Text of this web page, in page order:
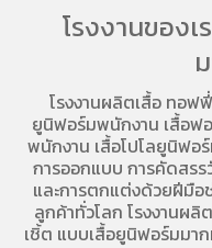
โรงงานของ
โรงงานผลิตเสื้อ ทอฟ
ยูนิฟอร์มพนักงาน เสื้อฟ
พนักงาน เสื้อโปโลยูนิฟอ
การออกแบบ การคัดสร
และการตกแต่งด้วยฝีมื
ลูกค้าทั่วโลก โรงงานผลิ
เชิ้ต แบบเสื้อยูนิฟอร์มมา